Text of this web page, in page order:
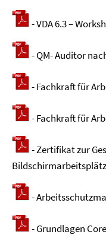
- VDA 6.3 –
- QM- Auditor
- Fachkraft für
- Fachkraft für
- Zertifikat zur
-
- Grundlagen